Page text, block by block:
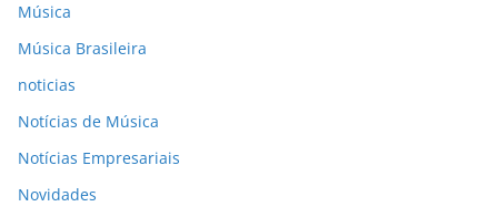
Música
Música Brasileira
noticias
Notícias de Música
Notícias Empresariais
Novidades